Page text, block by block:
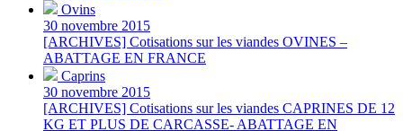
Ovins
30 novembre 2015
[ARCHIVES] Cotisations sur les viandes OVINES –
ABATTAGE EN FRANCE
Caprins
30 novembre 2015
[ARCHIVES] Cotisations sur les viandes CAPRINES DE 12
KG ET PLUS DE CARCASSE- ABATTAGE EN